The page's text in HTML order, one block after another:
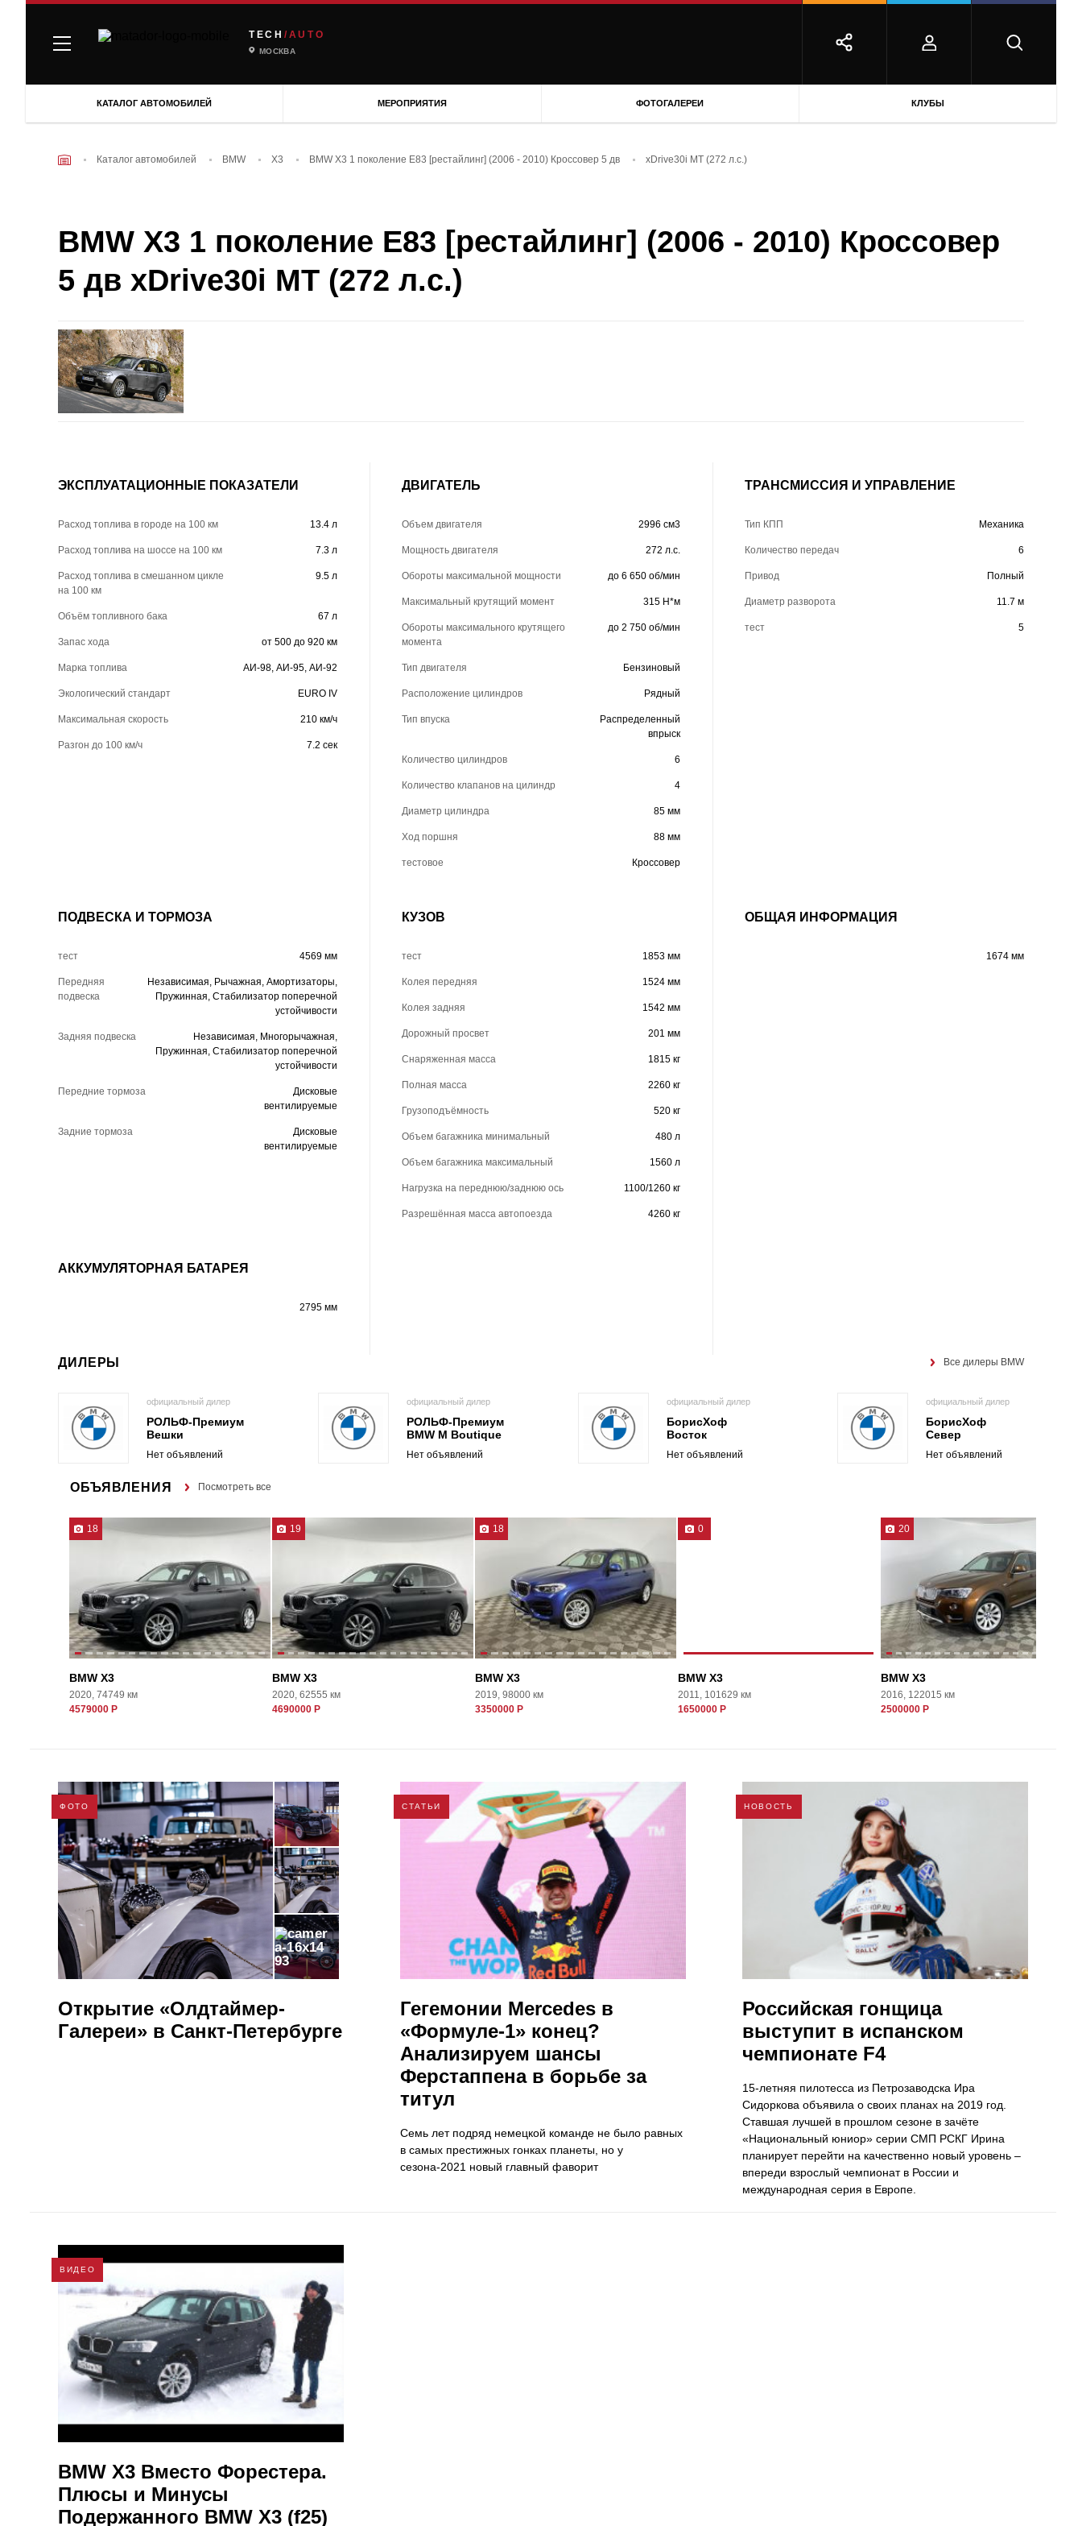
TECH /AUTO
МОСКВА
КАТАЛОГ АВТОМОБИЛЕЙ МЕРОПРИЯТИЯ ФОТОГАЛЕРЕИ КЛУБЫ
Каталог автомобилей BMW X3 BMW X3 1 поколение E83 [рестайлинг] (2006 - 2010) Кроссовер 5 дв xDrive30i MT (272 л.с.)
BMW X3 1 поколение E83 [рестайлинг] (2006 - 2010) Кроссовер
5 дв xDrive30i MT (272 л.с.)
ЭКСПЛУАТАЦИОННЫЕ ПОКАЗАТЕЛИ
Расход топлива в городе на 100 км 13.4 л
Расход топлива на шоссе на 100 км 7.3 л
Расход топлива в смешанном цикле
на 100 км
9.5 л
Объём топливного бака 67 л
Запас хода от 500 до 920 км
Марка топлива АИ-98, АИ-95, АИ-92
Экологический стандарт EURO IV
Максимальная скорость 210 км/ч
Разгон до 100 км/ч 7.2 сек
ДВИГАТЕЛЬ
Объем двигателя 2996 см3
Мощность двигателя 272 л.с.
Обороты максимальной мощности до 6 650 об/мин
Максимальный крутящий момент 315 Н*м
Обороты максимального крутящего
момента
до 2 750 об/мин
Тип двигателя Бензиновый
Расположение цилиндров Рядный
Тип впуска
Распределенный
впрыск
Количество цилиндров 6
Количество клапанов на цилиндр 4
Диаметр цилиндра 85 мм
Ход поршня 88 мм
тестовое Кроссовер
ТРАНСМИССИЯ И УПРАВЛЕНИЕ
Тип КПП Механика
Количество передач 6
Привод Полный
Диаметр разворота 11.7 м
тест 5
ПОДВЕСКА И ТОРМОЗА
тест 4569 мм
Передняя
подвеска
Независимая, Рычажная, Амортизаторы,
Пружинная, Стабилизатор поперечной
устойчивости
Задняя подвеска
Независимая, Многорычажная,
Пружинная, Стабилизатор поперечной
устойчивости
Передние тормоза
Дисковые
вентилируемые
Задние тормоза
Дисковые
вентилируемые
КУЗОВ
тест 1853 мм
Колея передняя 1524 мм
Колея задняя 1542 мм
Дорожный просвет 201 мм
Снаряженная масса 1815 кг
Полная масса 2260 кг
Грузоподъёмность 520 кг
Объем багажника минимальный 480 л
Объем багажника максимальный 1560 л
Нагрузка на переднюю/заднюю ось 1100/1260 кг
Разрешённая масса автопоезда 4260 кг
ОБЩАЯ ИНФОРМАЦИЯ
1674 мм
АККУМУЛЯТОРНАЯ БАТАРЕЯ
2795 мм
ДИЛЕРЫ Все дилеры BMW
официальный дилер
РОЛЬФ-Премиум
Вешки
Нет объявлений
официальный дилер
РОЛЬФ-Премиум
BMW M Boutique
Нет объявлений
официальный дилер
БорисХоф
Восток
Нет объявлений
официальный дилер
БорисХоф
Север
Нет объявлений
ОБЪЯВЛЕНИЯ Посмотреть все
18
BMW X3
2020, 74749 км
4579000 Р
19
BMW X3
2020, 62555 км
4690000 Р
18
BMW X3
2019, 98000 км
3350000 Р
0
BMW X3
2011, 101629 км
1650000 Р
20
BMW X3
2016, 122015 км
2500000 Р
ФОТО
93
Открытие «Олдтаймер-
Галереи» в Санкт-Петербурге
СТАТЬИ
​Гегемонии Mercedes в
«Формуле-1» конец?
Анализируем шансы
Ферстаппена в борьбе за
титул
Семь лет подряд немецкой команде не было равных
в самых престижных гонках планеты, но у
сезона-2021 новый главный фаворит
НОВОСТЬ
Российская гонщица
выступит в испанском
чемпионате F4
15-летняя пилотесса из Петрозаводска Ира
Сидоркова объявила о своих планах на 2019 год.
Ставшая лучшей в прошлом сезоне в зачёте
«Национальный юниор» серии СМП РСКГ Ирина
планирует перейти на качественно новый уровень –
впереди взрослый чемпионат в России и
международная серия в Европе.
ВИДЕО
BMW X3 Вместо Форестера.
Плюсы и Минусы
Подержанного BMW X3 (f25)